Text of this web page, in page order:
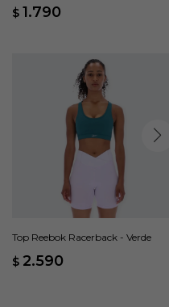
$ 1.790
Top Reebok Racerback - Verde
$ 2.590